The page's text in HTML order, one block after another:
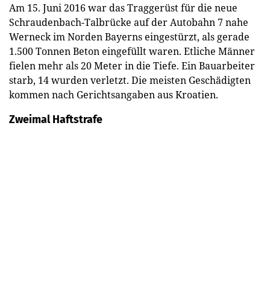
Am 15. Juni 2016 war das Traggerüst für die neue
Schraudenbach-Talbrücke auf der Autobahn 7 nahe
Werneck im Norden Bayerns eingestürzt, als gerade
1.500 Tonnen Beton eingefüllt waren. Etliche Männer
fielen mehr als 20 Meter in die Tiefe. Ein Bauarbeiter
starb, 14 wurden verletzt. Die meisten Geschädigten
kommen nach Gerichtsangaben aus Kroatien.
Zweimal Haftstrafe